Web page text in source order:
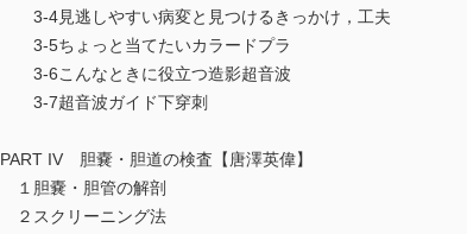
3-4見逃しやすい病変と見つけるきっかけ，工夫
3-5ちょっと当てたいカラードプラ
3-6こんなときに役立つ造影超音波
3-7超音波ガイド下穿刺
PART IV 胆嚢・胆道の検査【唐澤英偉】
１胆嚢・胆管の解剖
２スクリーニング法